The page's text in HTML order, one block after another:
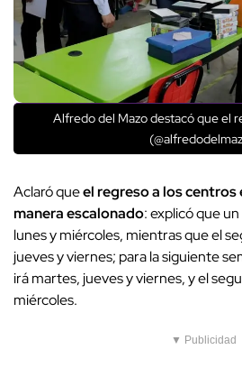
Alfredo del Mazo destacó que el
Aclaró queel regreso a los
manera escalonado: explicó que
lunes y miércoles, mientras que el
jueves y viernes; para la siguiente
irá martes, jueves y viernes, y el
miércoles.
▼ Publicidad